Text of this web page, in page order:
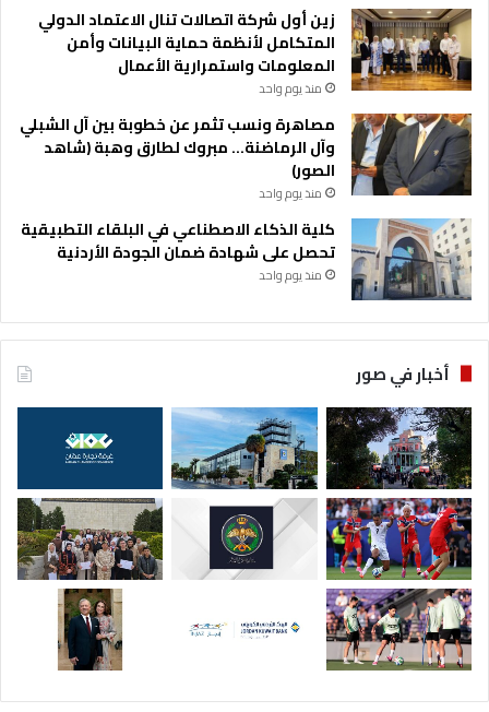
زين أول شركة اتصالات تنال الاعتماد الدولي
المتكامل لأنظمة حماية البيانات وأمن
المعلومات واستمرارية الأعمال
منذ يوم واحد
مصاهرة ونسب تثمر عن خطوبة بين آل الشبلي
وآل الرماضنة… مبروك لطارق وهبة (شاهد
الصور)
منذ يوم واحد
كلية الذكاء الاصطناعي في البلقاء التطبيقية
تحصل على شهادة ضمان الجودة الأردنية
منذ يوم واحد
أخبار في صور